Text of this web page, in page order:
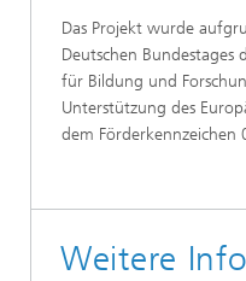
Das Projekt wurde
Deutschen Bundestages
für Bildung und
Unterstützung des
dem
Weitere